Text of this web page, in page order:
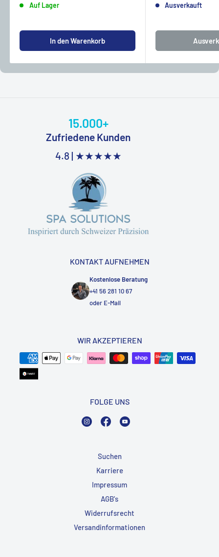
Auf Lager
In den Warenkorb
Ausverkauft
15.000+
Zufriedene Kunden
4.8 | ★★★★★
KONTAKT AUFNEHMEN
Kostenlose Beratung
+41 56 281 10 67
oder E-Mail
WIR AKZEPTIEREN
FOLGE UNS
InstagramFacebook
Suchen
Karriere
Impressum
AGB's
Widerrufsrecht
Versandinformationen